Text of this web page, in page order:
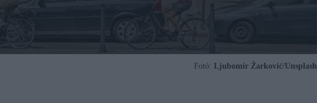
Fotó: Ljubomir Žarković/Unsplash